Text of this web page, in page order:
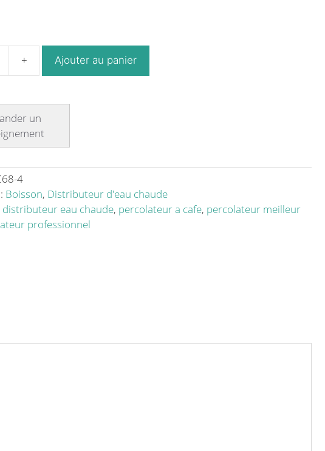
Ajouter au panier
4
Boisson, Distributeur d'eau chaude
distributeur eau chaude, percolateur a cafe, percolateur meilleur
professionnel